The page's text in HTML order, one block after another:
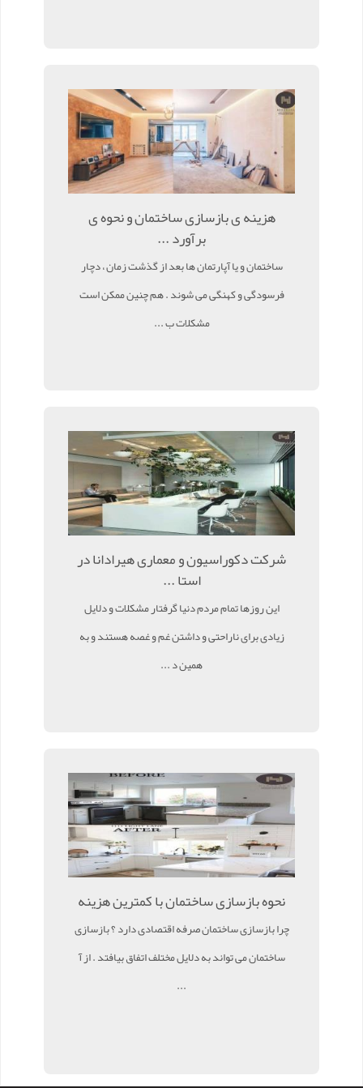
هزینه ی بازسازی ساختمان و نحوه ی
برآورد ...
ساختمان و یا آپارتمان ها بعد از گذشت زمان ، دچار
فرسودگی و کهنگی می شوند . هم چنین ممکن است
مشکلات ب ...
شرکت دکوراسیون و معماری هیرادانا در
استا ...
این روزها تمام مردم دنیا گرفتار مشکلات و دلایل
زیادی برای ناراحتی و داشتن غم و غصه هستند و به
همین د ...
نحوه بازسازی ساختمان با کمترین هزینه
چرا بازسازی ساختمان صرفه اقتصادی دارد ؟ بازسازی
ساختمان می تواند به دلایل مختلف اتفاق بیافتد . از آ
...